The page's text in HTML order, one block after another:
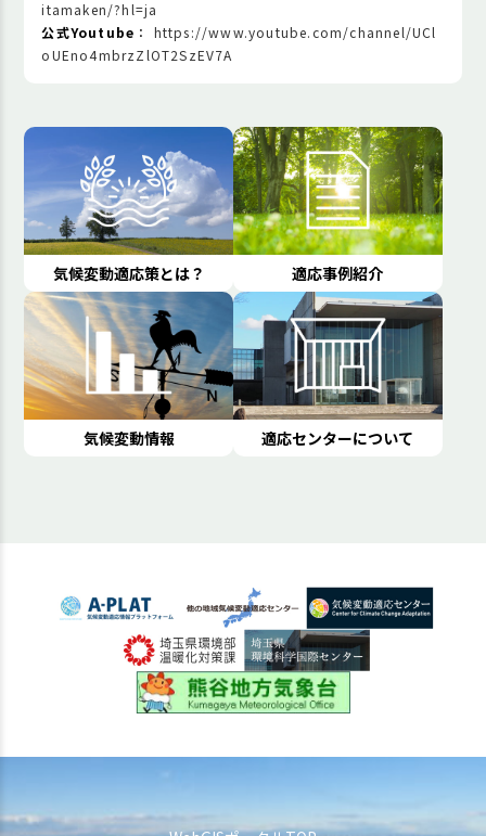
itamaken/?hl=ja
公式Youtube ： https://www.youtube.com/channel/UCl
oUEno4mbrzZlOT2SzEV7A
気候変動適応策とは？ 適応事例紹介
気候変動情報 適応センターについて